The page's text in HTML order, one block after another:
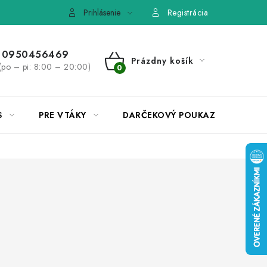
Pravidlá súťaží na Facebooku
Prihlásenie Registrácia
0950456469
(po – pi: 8:00 – 20:00)
NÁKUPNÝ
Prázdny košík
PRE VTÁKY DARČEKOVÝ POUKAZ